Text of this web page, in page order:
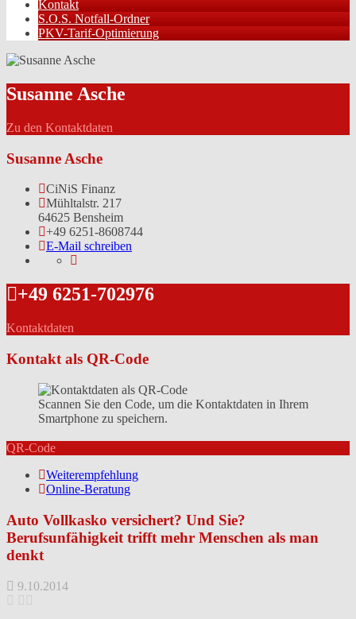
Kontakt
S.O.S. Notfall-Ordner
PKV-Tarif-Optimierung
Susanne Asche
Zu den Kontaktdaten
Susanne Asche
CiNiS Finanz
Mühltalstr. 217
64625 Bensheim
+49 6251-8608744
E-Mail schreiben
+49 6251-702976
Kontaktdaten
Kontakt als QR-Code
Scannen Sie den Code, um die Kontaktdaten in Ihrem
Smartphone zu speichern.
QR-Code
Weiterempfehlung
Online-Beratung
Auto Vollkasko versichert? Und Sie?
Berufsunfähigkeit trifft mehr Menschen als man
denkt
9.10.2014